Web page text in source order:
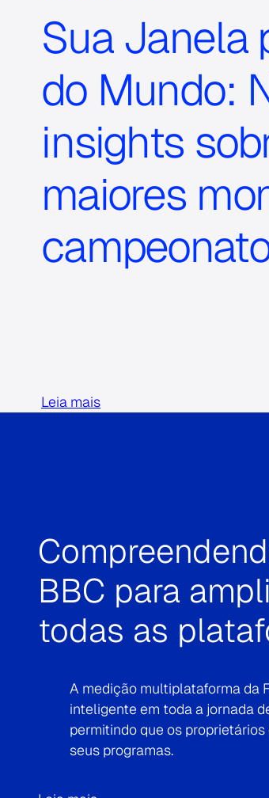
Sua Janela
do Mundo:
insights
maiores
Leia mais
Fortalecendo
“A ferramenta Campaign
nossas campanhas cross-
aprender e fazer ajustes
alcançar eficiência, alto
Marcela Marcela Aguirre,
Search